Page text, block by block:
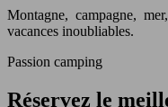
Montagne, campagne,
vacances inoubliables.
Passion camping
Réservez le